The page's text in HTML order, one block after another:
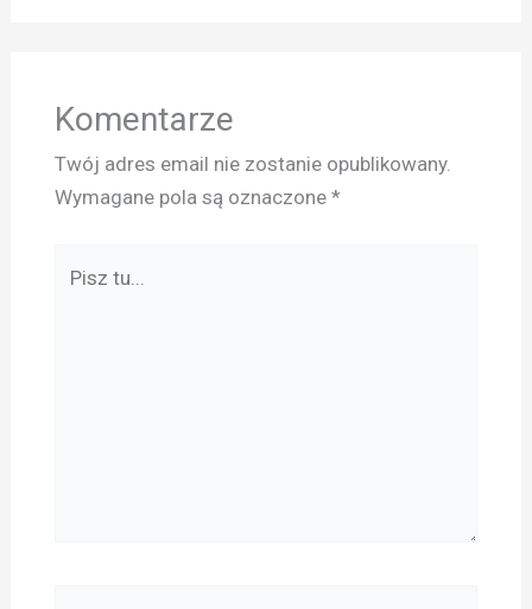
Komentarze
Twój adres email nie zostanie opublikowany.
Wymagane pola są oznaczone *
tu...